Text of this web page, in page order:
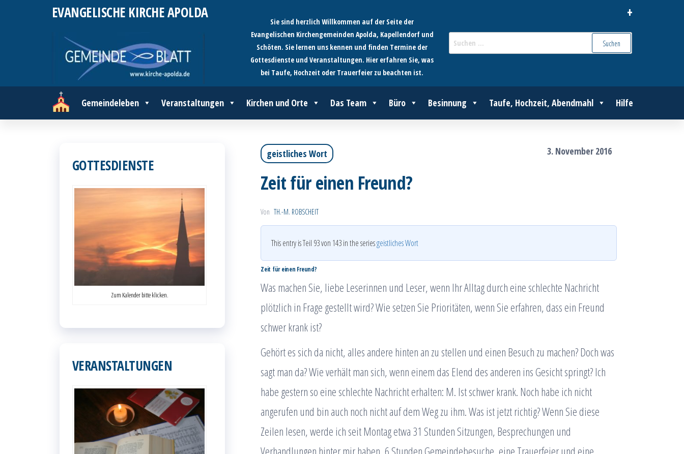
EVANGELISCHE KIRCHE APOLDA
Sie sind herzlich Willkommen auf der Seite der
Evangelischen Kirchengemeinden Apolda, Kapellendorf und
Schöten. Sie lernen uns kennen und finden Termine der
Gottesdienste und Veranstaltungen. Hier erfahren Sie, was
bei Taufe, Hochzeit oder Trauerfeier zu beachten ist.
+
nach:
Gemeindeleben Veranstaltungen Kirchen und Orte Das Team Büro Besinnung Taufe, Hochzeit, Abendmahl Hilfe
geistliches Wort 3. November 2016
Zeit für einen Freund?
Von TH.-M. ROBSCHEIT
This entry is Teil 93 von 143 in the seriesgeistliches Wort
Zeit für einen Freund?
Was machen Sie, liebe Leserinnen und Leser, wenn Ihr Alltag durch eine schlechte Nachricht
plötzlich in Frage gestellt wird? Wie setzen Sie Prioritäten, wenn Sie erfahren, dass ein Freund
schwer krank ist?
Gehört es sich da nicht, alles andere hinten an zu stellen und einen Besuch zu machen? Doch was
sagt man da? Wie verhält man sich, wenn einem das Elend des anderen ins Gesicht springt? Ich
habe gestern so eine schlechte Nachricht erhalten: M. Ist schwer krank. Noch habe ich nicht
angerufen und bin auch noch nicht auf dem Weg zu ihm. Was ist jetzt richtig? Wenn Sie diese
Zeilen lesen, werde ich seit Montag etwa 31 Stunden Sitzungen, Besprechungen und
Verhandlungen hinter mir haben, 6 Stunden Gemeindebesuche, eine Trauerfeier und eine
GOTTESDIENSTE
Zum Kalender bitte klicken.
VERANSTALTUNGEN